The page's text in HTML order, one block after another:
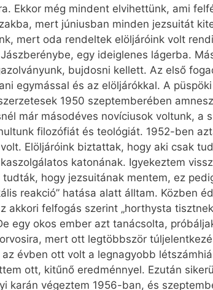
Ekkor még mindent elvihettünk, ami
mert júniusban minden jezsuitát
mert oda rendeltek elöljáróink volt
egy ideiglenes lágerba.
bujdosni kellett. Az első
egymással és az elöljárókkal. A
1950 szeptemberében
már másodéves novíciusok voltunk, a
filozófiát és teológiát. 1952-ben
Elöljáróink biztattak, hogy aki csak
katonának. Igyekeztem
hogy jezsuitának mentem, ez
reakció” hatása alatt álltam. Közben
felfogás szerint „horthysta
egy okos ember azt tanácsolta,
mert ott legtöbbször
évben ott volt a legnagyobb
ott, kitűnő eredménnyel. Ezután
karán végeztem 1956-ban, és